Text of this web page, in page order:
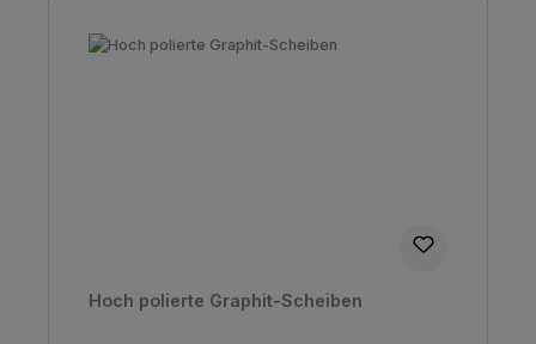
Hoch polierte Graphit-Scheiben